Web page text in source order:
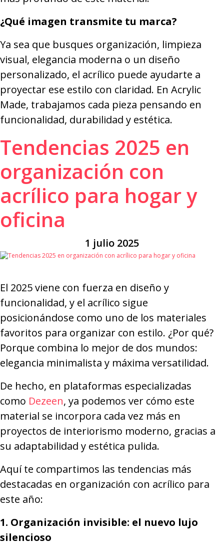
¿Qué imagen transmite tu marca?
Ya sea que busques organización, limpieza
visual, elegancia moderna o un diseño
personalizado, el acrílico puede ayudarte a
proyectar ese estilo con claridad. En Acrylic
Made, trabajamos cada pieza pensando en
funcionalidad, durabilidad y estética.
Tendencias 2025 en
organización con
acrílico para hogar y
oficina
1 julio 2025
El 2025 viene con fuerza en diseño y
funcionalidad, y el acrílico sigue
posicionándose como uno de los materiales
favoritos para organizar con estilo. ¿Por qué?
Porque combina lo mejor de dos mundos:
elegancia minimalista y máxima versatilidad.
De hecho, en plataformas especializadas
como Dezeen, ya podemos ver cómo este
material se incorpora cada vez más en
proyectos de interiorismo moderno, gracias a
su adaptabilidad y estética pulida.
Aquí te compartimos las tendencias más
destacadas en organización con acrílico para
este año:
1. Organización invisible: el nuevo lujo
silencioso